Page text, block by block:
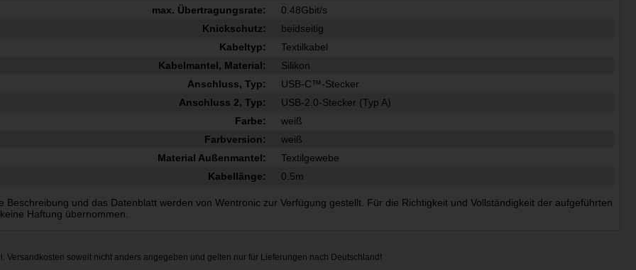
max. Übertragungsrate:
0.48Gbit/s
Knickschutz:
beidseitig
Kabeltyp:
Textilkabel
Kabelmantel, Material:
Silikon
Anschluss, Typ:
USB-C™-Stecker
Anschluss 2, Typ:
USB-2.0-Stecker (Typ A)
Farbe:
weiß
Farbversion:
weiß
Material Außenmantel:
Textilgewebe
Kabellänge:
0.5m
Beschreibung und das Datenblatt werden von Wentronic zur Verfügung gestellt. Für die Richtigkeit und Vollständigkeit der aufgeführten
Haftung übernommen.
Versandkosten soweit nicht anders angegeben und gelten nur für Lieferungen nach Deutschland!